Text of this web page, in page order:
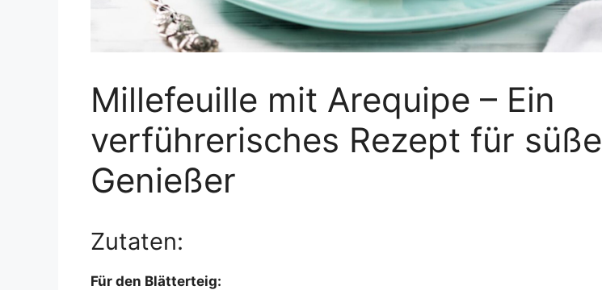
Millefeuille mit Arequipe – Ein
verführerisches Rezept für süße
Genießer
Zutaten:
Für den Blätterteig: